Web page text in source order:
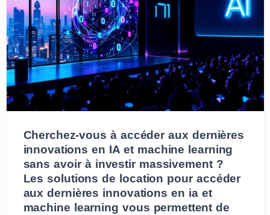
Cherchez-vous à accéder aux dernières
innovations en IA et machine learning
sans avoir à investir massivement ?
Les solutions de location pour accéder
aux dernières innovations en ia et
machine learning vous permettent de